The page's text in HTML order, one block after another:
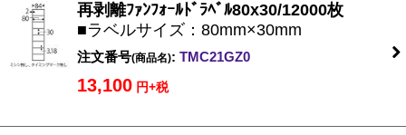
再剥離ﾌｧﾝﾌｫｰﾙﾄﾞﾗﾍﾞﾙ80x30/12000枚
■ラベルサイズ：80mm×30mm
注文番号(商品名): TMC21GZ0
13,100 円+税